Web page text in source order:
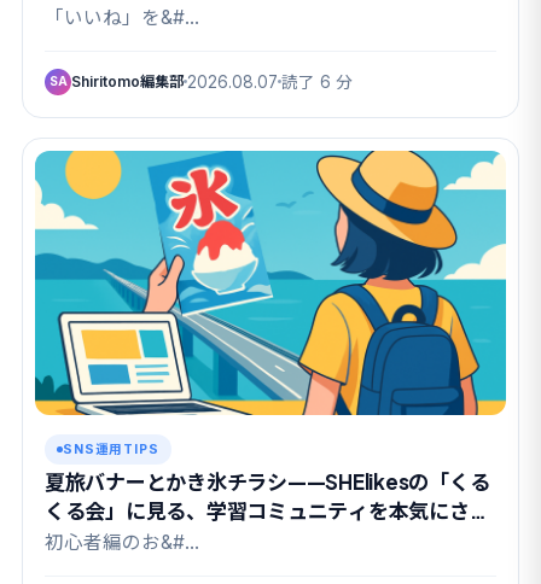
「いいね」を&#…
SA Shiritomo編集部 2026.08.07 読了 6 分
SNS運用TIPS
夏旅バナーとかき氷チラシ——SHElikesの「くる
くる会」に見る、学習コミュニティを本気にさせ
る課題設計
初心者編のお&#…